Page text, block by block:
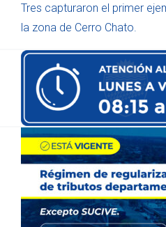
Tres capturaron el primer
la zona de Cerro Chato.